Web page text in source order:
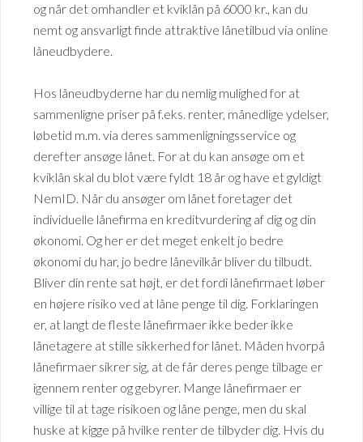
og når det omhandler et kviklån på 6000 kr., kan du
nemt og ansvarligt finde attraktive lånetilbud via online
låneudbydere.
Hos låneudbyderne har du nemlig mulighed for at
sammenligne priser på f.eks. renter, månedlige ydelser,
løbetid m.m. via deres sammenligningsservice og
derefter ansøge lånet. For at du kan ansøge om et
kviklån skal du blot være fyldt 18 år og have et gyldigt
NemID. Når du ansøger om lånet foretager det
individuelle lånefirma en kreditvurdering af dig og din
økonomi. Og her er det meget enkelt jo bedre
økonomi du har, jo bedre lånevilkår bliver du tilbudt.
Bliver din rente sat højt, er det fordi lånefirmaet løber
en højere risiko ved at låne penge til dig. Forklaringen
er, at langt de fleste lånefirmaer ikke beder ikke
lånetagere at stille sikkerhed for lånet. Måden hvorpå
lånefirmaer sikrer sig, at de får deres penge tilbage er
igennem renter og gebyrer. Mange lånefirmaer er
villige til at tage risikoen og låne penge, men du skal
huske at kigge på hvilke renter de tilbyder dig. Hvis du